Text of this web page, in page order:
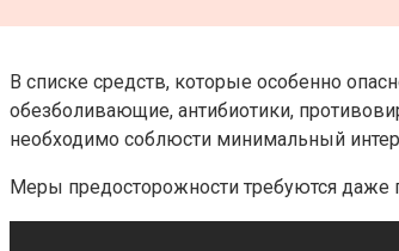
В списке средств, которые особенно
обезболивающие, антибиотики,
необходимо соблюсти минимальный
Меры предосторожности требуются даже